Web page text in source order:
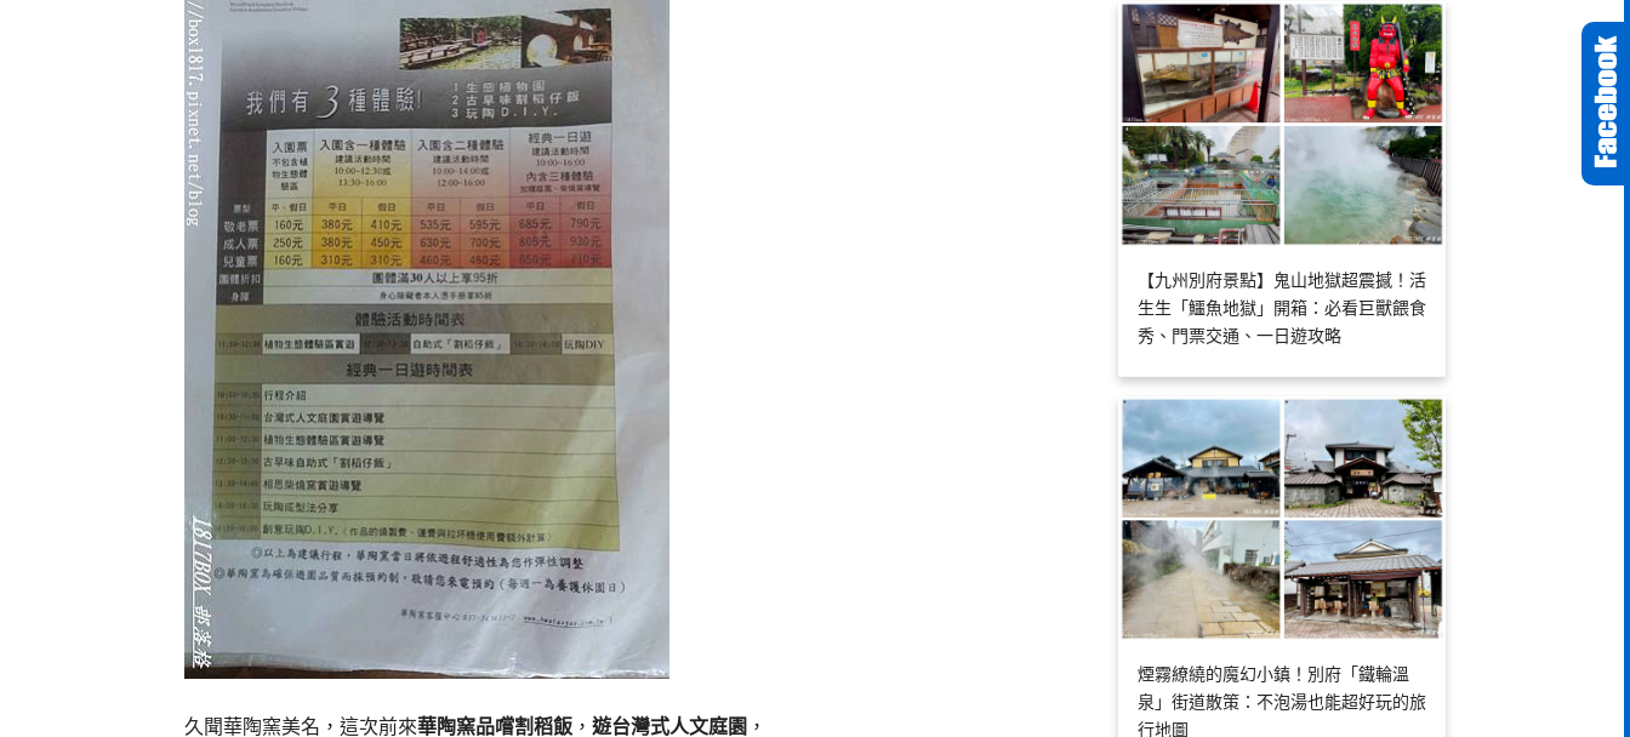
久聞華陶窯美名，這次前來華陶窯品嚐割稻飯 ， 遊台灣式人文庭園 ，
【九州別府景點】鬼山地獄超震撼！活
生生「鱷魚地獄」開箱：必看巨獸餵食
秀、門票交通、一日遊攻略
煙霧繚繞的魔幻小鎮！別府「鐵輪溫
泉」街道散策：不泡湯也能超好玩的旅
行地圖